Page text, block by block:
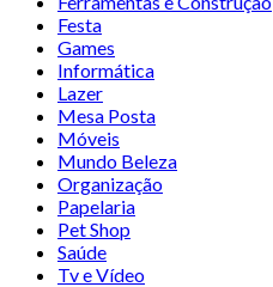
Festa
Games
Informática
Lazer
Mesa Posta
Móveis
Mundo Beleza
Organização
Papelaria
Pet Shop
Saúde
Tv e Vídeo